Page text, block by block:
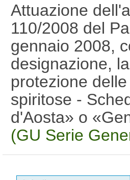
Attuazione
110/2008 del
gennaio 2008,
designazione,
protezione
spiritose -
d'Aosta» o
(GU Serie